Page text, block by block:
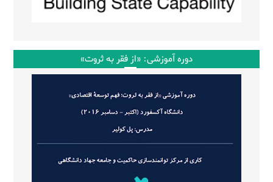
دوره آموزشی: «از فقر به ثروت»